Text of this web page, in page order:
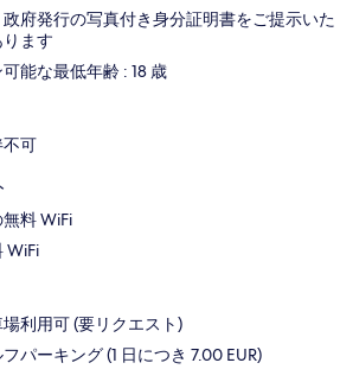
府発行の写真付き身分証明書をご提示いた
ます
能な最低年齢 : 18 歳
可
料 WiFi
WiFi
利用可 (要リクエスト)
パーキング (1 日につき 7.00 EUR)